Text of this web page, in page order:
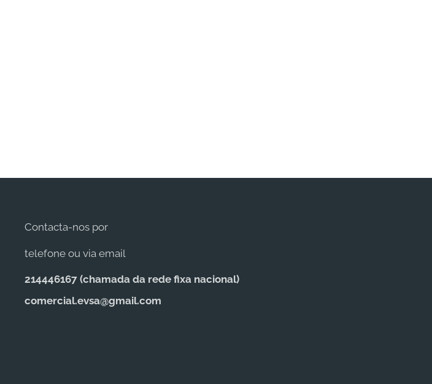
Contacta-nos por
telefone ou via email
214446167 (chamada da rede fixa nacional)
comercial.evsa@gmail.com